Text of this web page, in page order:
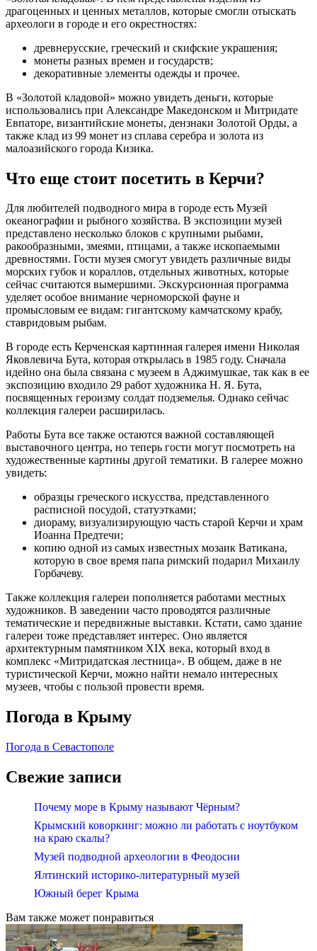
драгоценных и ценных металлов, которые смогли отыскать
археологи в городе и его окрестностях:
древнерусские, греческий и скифские украшения;
монеты разных времен и государств;
декоративные элементы одежды и прочее.
В «Золотой кладовой» можно увидеть деньги, которые
использовались при Александре Македонском и Митридате
Евпаторе, византийские монеты, дензнаки Золотой Орды, а
также клад из 99 монет из сплава серебра и золота из
малоазийского города Кизика.
Что еще стоит посетить в Керчи?
Для любителей подводного мира в городе есть Музей
океанографии и рыбного хозяйства. В экспозиции музей
представлено несколько блоков с крупными рыбами,
ракообразными, змеями, птицами, а также ископаемыми
древностями. Гости музея смогут увидеть различные виды
морских губок и кораллов, отдельных животных, которые
сейчас считаются вымершими. Экскурсионная программа
уделяет особое внимание черноморской фауне и
промысловым ее видам: гигантскому камчатскому крабу,
ставридовым рыбам.
В городе есть Керченская картинная галерея имени Николая
Яковлевича Бута, которая открылась в 1985 году. Сначала
идейно она была связана с музеем в Аджимушкае, так как в ее
экспозицию входило 29 работ художника Н. Я. Бута,
посвященных героизму солдат подземелья. Однако сейчас
коллекция галереи расширилась.
Работы Бута все также остаются важной составляющей
выставочного центра, но теперь гости могут посмотреть на
художественные картины другой тематики. В галерее можно
увидеть:
образцы греческого искусства, представленного
расписной посудой, статуэтками;
диораму, визуализирующую часть старой Керчи и храм
Иоанна Предтечи;
копию одной из самых известных мозаик Ватикана,
которую в свое время папа римский подарил Михаилу
Горбачеву.
Также коллекция галереи пополняется работами местных
художников. В заведении часто проводятся различные
тематические и передвижные выставки. Кстати, само здание
галереи тоже представляет интерес. Оно является
архитектурным памятником XIX века, который вход в
комплекс «Митридатская лестница». В общем, даже в не
туристической Керчи, можно найти немало интересных
музеев, чтобы с пользой провести время.
Погода в Крыму
Погода в Севастополе
Свежие записи
Почему море в Крыму называют Чёрным?
Крымский коворкинг: можно ли работать с ноутбуком
на краю скалы?
Музей подводной археологии в Феодосии
Ялтинский историко-литературный музей
Южный берег Крыма
Вам также может понравиться